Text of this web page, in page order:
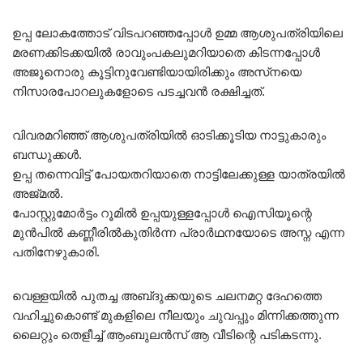
ഉപ്പ ലോകത്തോട് വിടപറഞ്ഞപ്പോൾ ഉമ്മ ആശുപത്രിയിലെ
മരണക്കിടക്കയിൽ രാവുംപകലുമറിയാതെ കിടന്നപ്പോൾ
അജൂനൊരു കൂട്ടിനുവേണ്ടിയായിരിക്കും അസ്‌നയെ
നിസാരപോറലുകളോടെ പടച്ചവൻ രക്ഷിച്ചത്.
വിവരമറിഞ്ഞ് ആശുപത്രിയിൽ ഓടിക്കൂടിയ നാട്ടുകാരും
ബന്ധുക്കൾ.
ഉപ്പ തന്നെവിട്ട് പോയതറിയാതെ നാട്ടിലേക്കുള്ള യാത്രയിൽ
അജ്മൽ.
പോസ്റ്റുമോർട്ടം റൂമിൽ ഉപ്പയുള്ളപ്പോൾ ഐസിയൂന്റെ
മുൻപിൽ കണ്ണീരിൽകുതിർന്ന പ്രാർഥനയോടെ അസ്ന എന്ന
പതിനേഴുകാരി.
വെള്ളയിൽ പുതച്ച അബ്‌ദുക്കയുടെ ചലനമറ്റ ദേഹത്തെ
വഹിച്ചുകൊണ്ട് മുകളിലെ നീലയും ചുവപ്പും മിന്നിക്കത്തുന്ന
ലൈറ്റും തെളീച്ച് ആംബുലൻസ് ആ വീടിന്റെ പടികടന്നു.